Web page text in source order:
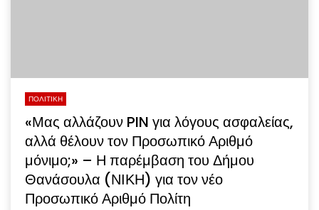
ΠΟΛΙΤΙΚΗ
«Μας αλλάζουν PIN για λόγους ασφαλείας,
αλλά θέλουν τον Προσωπικό Αριθμό
μόνιμο;» – Η παρέμβαση του Δήμου
Θανάσουλα (ΝΙΚΗ) για τον νέο
Προσωπικό Αριθμό Πολίτη